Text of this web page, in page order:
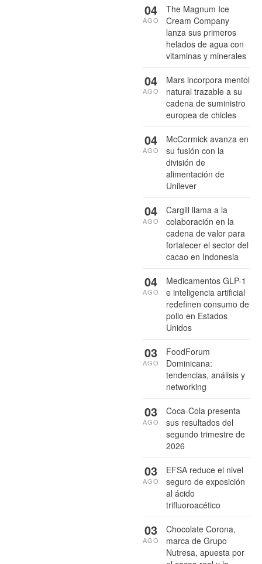
The Magnum Ice
Cream Company
lanza sus primeros
helados de agua con
vitaminas y minerales
04
AGO
Mars incorpora mentol
natural trazable a su
cadena de suministro
europea de chicles
04
AGO
McCormick avanza en
su fusión con la
división de
alimentación de
Unilever
04
AGO
Cargill llama a la
colaboración en la
cadena de valor para
fortalecer el sector del
cacao en Indonesia
04
AGO
Medicamentos GLP-1
e inteligencia artificial
redefinen consumo de
pollo en Estados
Unidos
04
AGO
FoodForum
Dominicana:
tendencias, análisis y
networking
03
AGO
Coca-Cola presenta
sus resultados del
segundo trimestre de
2026
03
AGO
EFSA reduce el nivel
seguro de exposición
al ácido
trifluoroacético
03
AGO
Chocolate Corona,
marca de Grupo
Nutresa, apuesta por
03
AGO